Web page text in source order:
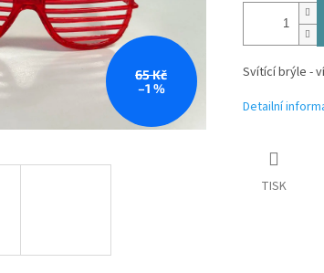
65 Kč
–1 %
Svítící brýle -
Detailní
TISK